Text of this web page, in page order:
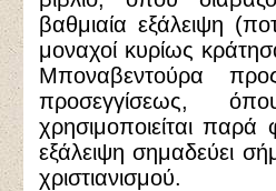
βαθμιαία εξάλειψη
μοναχοί κυρίως
Μποναβεντούρα
προσεγγίσεως,
χρησιμοποιείται
εξάλειψη σημαδεύει
χριστιανισμού.